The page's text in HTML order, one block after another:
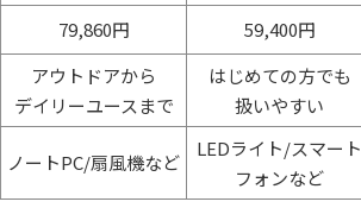
79,860円 59,400円
アウトドアから
デイリーユースまで
はじめての方でも
扱いやすい
ノートPC/扇風機など
LEDライト/スマート
フォンなど